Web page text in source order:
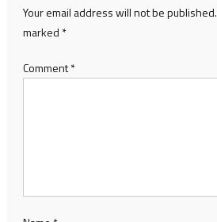
Your email address will not be published.
marked *
Comment*